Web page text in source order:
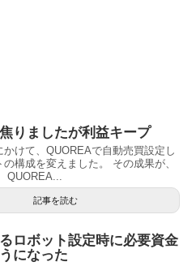
りましたが利益キープ
かけて、QUOREAで自動売買設定し
構成を変えました。 その成果が、
QUOREA...
記事を読む
ロボット設定時に必要資金
になった